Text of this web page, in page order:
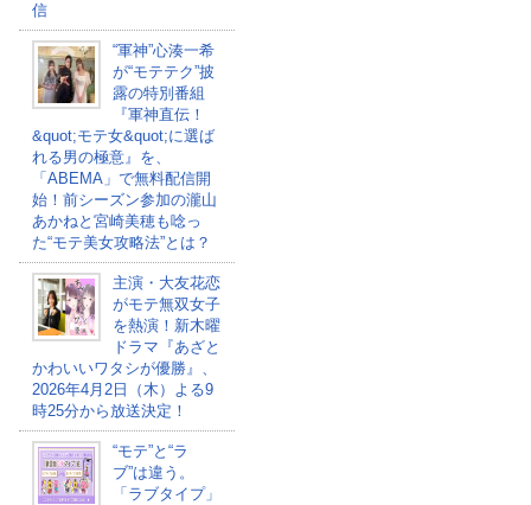
信
“軍神”心湊一希
が“モテテク”披
露の特別番組
『軍神直伝！
&quot;モテ女&quot;に選ば
れる男の極意』を、
「ABEMA」で無料配信開
始！前シーズン参加の瀧山
あかねと宮崎美穂も唸っ
た“モテ美女攻略法”とは？
主演・大友花恋
がモテ無双女子
を熱演！新木曜
ドラマ『あざと
かわいいワタシが優勝』、
2026年4月2日（木）よる9
時25分から放送決定！
“モテ”と“ラ
ブ”は違う。
「ラブタイプ」